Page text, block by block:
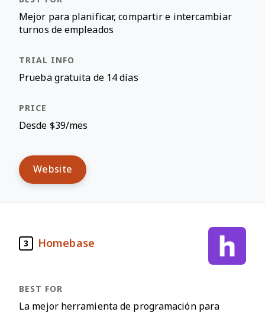
Mejor para planificar, compartir e intercambiar
turnos de empleados
Prueba gratuita de 14 días
Desde $39/mes
Website
3 Homebase
La mejor herramienta de programación para